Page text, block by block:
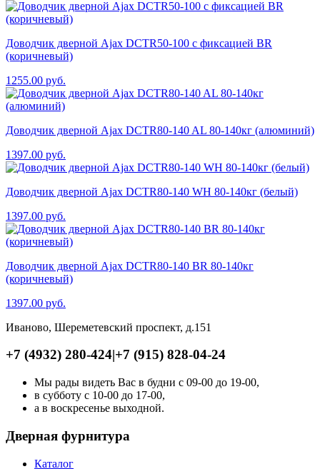
Доводчик дверной Ajax DCTR50-100 с фиксацией BR
(коричневый)
1255.00 руб.
Доводчик дверной Ajax DCTR80-140 AL 80-140кг (алюминий)
1397.00 руб.
Доводчик дверной Ajax DCTR80-140 WH 80-140кг (белый)
1397.00 руб.
Доводчик дверной Ajax DCTR80-140 BR 80-140кг
(коричневый)
1397.00 руб.
Иваново, Шереметевский проспект, д.151
+7 (4932) 280-424|+7 (915) 828-04-24
Мы рады видеть Вас в будни с 09-00 до 19-00,
в субботу с 10-00 до 17-00,
а в воскресенье выходной.
Дверная фурнитура
Каталог